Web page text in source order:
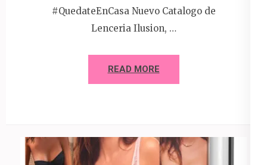
#QuedateEnCasa Nuevo Catalogo de
Lenceria Ilusion, …
READ MORE